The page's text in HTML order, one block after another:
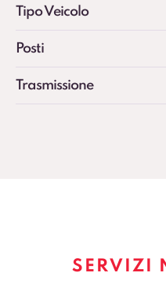
Tipo Veicolo
Posti
Trasmissione
SERVIZI